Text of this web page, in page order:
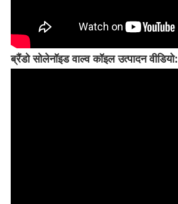
ब्रैंडो सोलेनॉइड वाल्व कॉइल उत्पादन वीडियो: